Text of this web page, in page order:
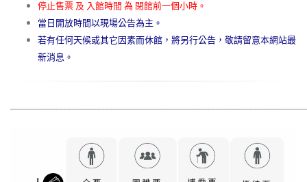
停止售票 及 入館時間 為 閉館前一個小時 。
當日開放時間以現場公告為主 。
若有任何天候或其它因素而休館，將另行公告，敬請留意本網站最
新消息 。